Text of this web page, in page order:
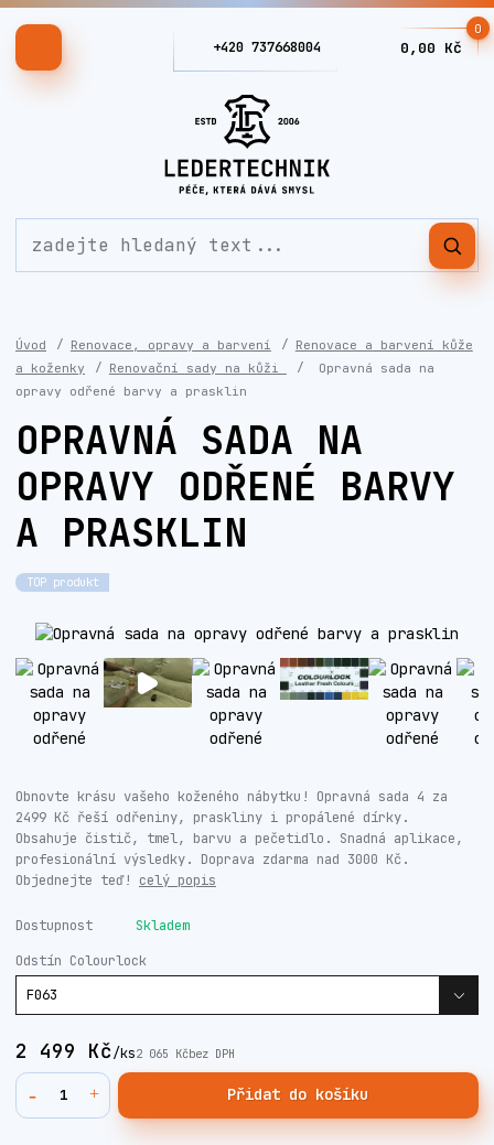
+420 737668004
0
0,00 Kč
Úvod Renovace, opravy a barvení
Renovace a barvení kůže
a koženky
Renovační sady na kůži
Opravná sada na
opravy odřené barvy a prasklin
OPRAVNÁ SADA NA
OPRAVY ODŘENÉ BARVY
A PRASKLIN
TOP produkt
Obnovte krásu vašeho koženého nábytku! Opravná sada 4 za
2499 Kč řeší odřeniny, praskliny i propálené dírky.
Obsahuje čistič, tmel, barvu a pečetidlo. Snadná aplikace,
profesionální výsledky. Doprava zdarma nad 3000 Kč.
Objednejte teď! celý popis
Dostupnost Skladem
Odstín Colourlock
2 499 Kč/ks2 065 Kčbez DPH
Přidat do košíku